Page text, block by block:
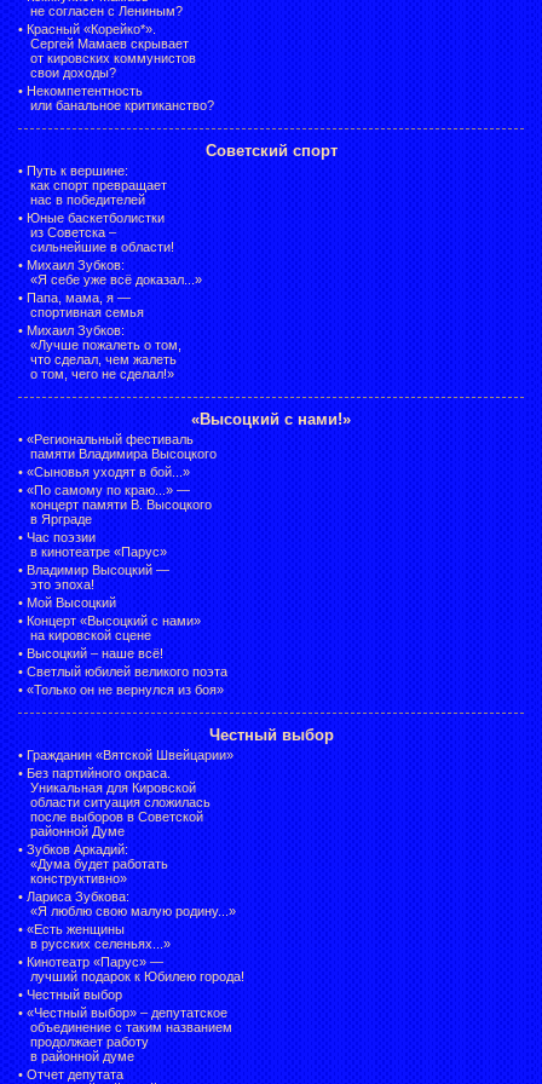
не согласен с Лениным?
• Красный «Корейко*».
Сергей Мамаев скрывает
от кировских коммунистов
свои доходы?
• Некомпетентность
или банальное критиканство?
Советский спорт
• Путь к вершине:
как спорт превращает
нас в победителей
• Юные баскетболистки
из Советска –
сильнейшие в области!
• Михаил Зубков:
«Я себе уже всё доказал...»
• Папа, мама, я —
спортивная семья
• Михаил Зубков:
«Лучше пожалеть о том,
что сделал, чем жалеть
о том, чего не сделал!»
«Высоцкий с нами!»
• «Региональный фестиваль
памяти Владимира Высоцкого
• «Сыновья уходят в бой...»
• «По самому по краю...» —
концерт памяти В. Высоцкого
в Ярграде
• Час поэзии
в кинотеатре «Парус»
• Владимир Высоцкий —
это эпоха!
• Мой Высоцкий
• Концерт «Высоцкий с нами»
на кировской сцене
• Высоцкий – наше всё!
• Светлый юбилей великого поэта
• «Только он не вернулся из боя»
Честный выбор
• Гражданин «Вятской Швейцарии»
• Без партийного окраса.
Уникальная для Кировской
области ситуация сложилась
после выборов в Советской
районной Думе
• Зубков Аркадий:
«Дума будет работать
конструктивно»
• Лариса Зубкова:
«Я люблю свою малую родину...»
• «Есть женщины
в русских селеньях...»
• Кинотеатр «Парус» —
лучший подарок к Юбилею города!
• Честный выбор
• «Честный выбор» – депутатское
объединение с таким названием
продолжает работу
в районной думе
• Отчет депутата